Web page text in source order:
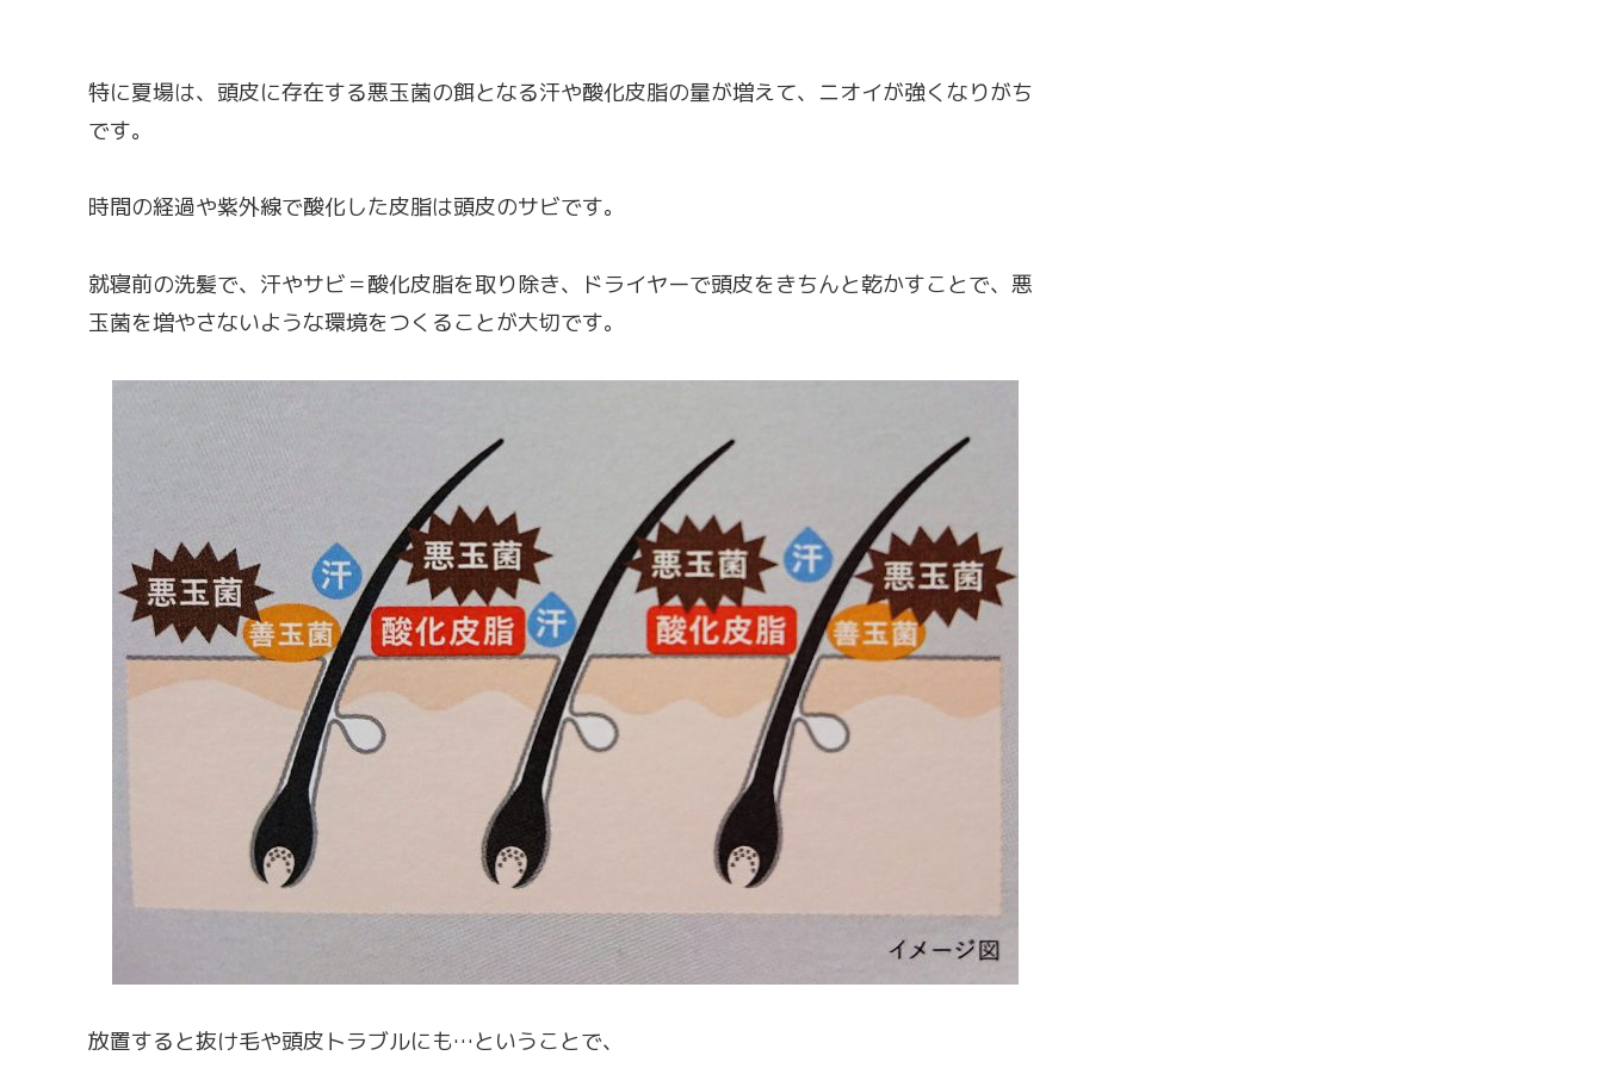
特に夏場は、頭皮に存在する悪玉菌の餌となる汗や酸化皮脂の量が増えて、ニオイが強くなりがち
です。
時間の経過や紫外線で酸化した皮脂は頭皮のサビです。
就寝前の洗髪で、汗やサビ＝酸化皮脂を取り除き、ドライヤーで頭皮をきちんと乾かすことで、悪
玉菌を増やさないような環境をつくることが大切です。
放置すると抜け毛や頭皮トラブルにも…ということで、